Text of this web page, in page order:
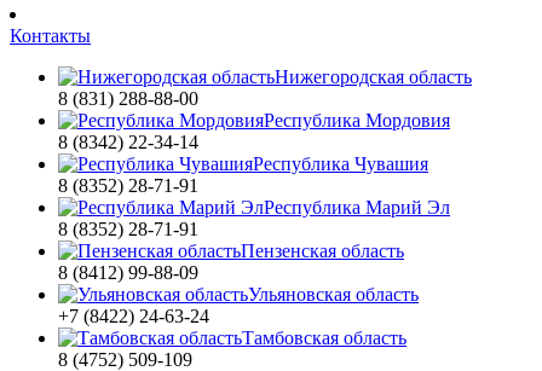
Контакты
Нижегородская область
8 (831) 288-88-00
Республика Мордовия
8 (8342) 22-34-14
Республика Чувашия
8 (8352) 28-71-91
Республика Марий Эл
8 (8352) 28-71-91
Пензенская область
8 (8412) 99-88-09
Ульяновская область
+7 (8422) 24-63-24
Тамбовская область
8 (4752) 509-109